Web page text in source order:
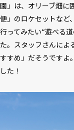
園」は、オリーブ畑に
便」のロケセットなど
行ってみたい“遊べる
た。スタッフさんによ
すすめ」だそうです
した！